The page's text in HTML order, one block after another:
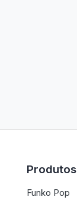
Produtos
Funko Pop